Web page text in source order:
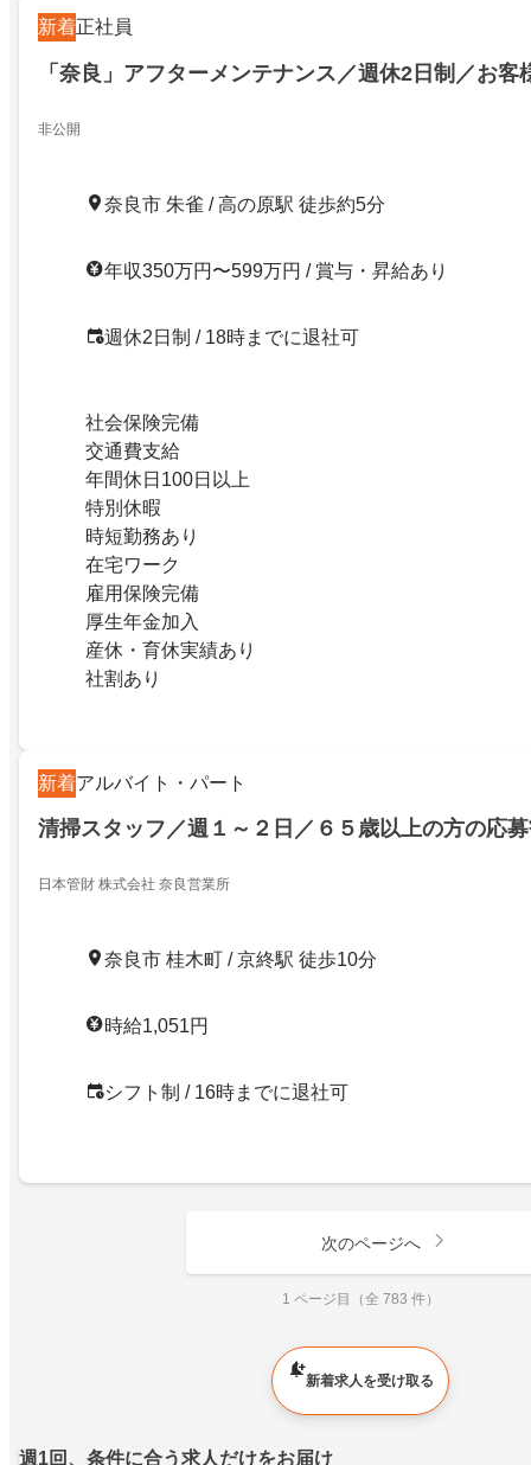
新着正社員
「奈良」アフターメンテナンス／週休2日制／お客
非公開
奈良市 朱雀 / 高の原駅 徒歩約5分
年収350万円〜599万円 / 賞与・昇給あり
週休2日制 / 18時までに退社可
社会保険完備
交通費支給
年間休日100日以上
特別休暇
時短勤務あり
在宅ワーク
雇用保険完備
厚生年金加入
産休・育休実績あり
社割あり
新着アルバイト・パート
清掃スタッフ／週１～２日／６５歳以上の方の応
日本管財 株式会社 奈良営業所
奈良市 桂木町 / 京終駅 徒歩10分
時給1,051円
シフト制 / 16時までに退社可
次のページへ
1 ページ目（全 783 件）
新着求人を受け取る
週1回、条件に合う求人だけをお届け